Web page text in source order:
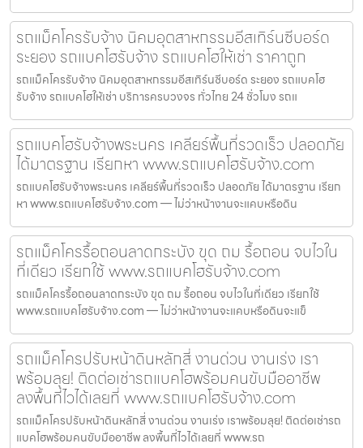
รถแม็คโครรับจ้าง นิคมอุตสาหกรรมอีสเทิร์นซีบอร์ด
ระยอง รถแบคโฮรับจ้าง รถแบคโฮให้เช่า ราคาถูก
รถแม็คโครรับจ้าง นิคมอุตสาหกรรมอีสเทิร์นซีบอร์ด ระยอง รถแบคโฮ
รับจ้าง รถแบคโฮให้เช่า บริการครบวงจร ทั่วไทย 24 ชั่วโมง รถแ
รถแบคโฮรับจ้างพระนคร เคลียร์พื้นที่รวดเร็ว ปลอดภัย
ได้มาตรฐาน เรียกหา www.รถแบคโฮรับจ้าง.com
รถแบคโฮรับจ้างพระนคร เคลียร์พื้นที่รวดเร็ว ปลอดภัย ได้มาตรฐาน เรียก
หา www.รถแบคโฮรับจ้าง.com — ไม่ว่าหน้างานจะแคบหรือดิน
รถแม็คโครรื้อถอนลาดกระบัง ขุด ถม รื้อถอน จบไวใน
ที่เดียว เรียกใช้ www.รถแบคโฮรับจ้าง.com
รถแม็คโครรื้อถอนลาดกระบัง ขุด ถม รื้อถอน จบไวในที่เดียว เรียกใช้
www.รถแบคโฮรับจ้าง.com — ไม่ว่าหน้างานจะแคบหรือดินจะแข็
รถแม็คโครปรับหน้าดินหลักสี่ งานด่วน งานเร่ง เรา
พร้อมลุย! ติดต่อเช่ารถแบคโฮพร้อมคนขับมืออาชีพ
ลงพื้นที่ไวได้เลยที่ www.รถแบคโฮรับจ้าง.com
รถแม็คโครปรับหน้าดินหลักสี่ งานด่วน งานเร่ง เราพร้อมลุย! ติดต่อเช่ารถ
แบคโฮพร้อมคนขับมืออาชีพ ลงพื้นที่ไวได้เลยที่ www.รถ